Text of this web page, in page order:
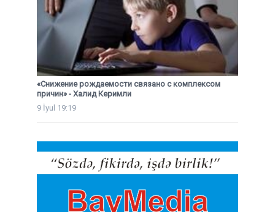
«Снижение рождаемости связано с комплексом
причин» - Халид Керимли
9 İyul 19:19